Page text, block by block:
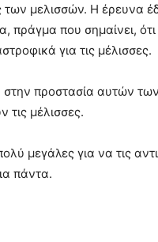
μελισσών. Η έρευνα
πράγμα που σημαίνει,
για τις μέλισσες.
στην προστασία αυτών
τις μέλισσες.
μεγάλες για να τις
πάντα.